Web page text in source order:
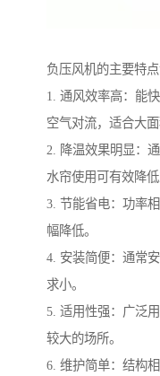
负压风机的主要特点
1. 通风效率高：能
空气对流，适合大
2. 降温效果明显：
水帘使用可有效降低
3. 节能省电：功率
幅降低。
4. 安装简便：通常
求小。
5. 适用性强：广泛
较大的场所。
6. 维护简单：结构